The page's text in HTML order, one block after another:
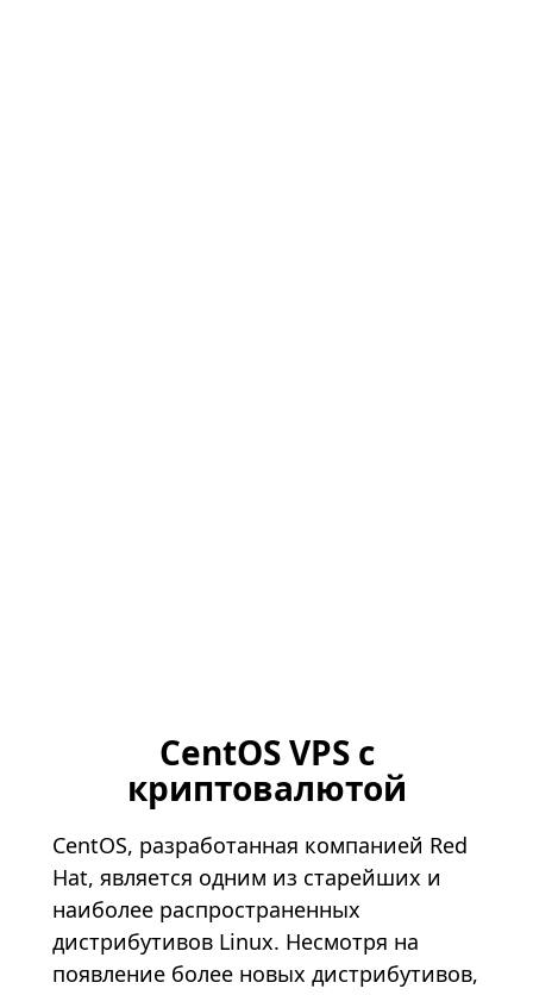
CentOS VPS с
криптовалютой
CentOS, разработанная компанией Red
Hat, является одним из старейших и
наиболее распространенных
дистрибутивов Linux. Несмотря на
появление более новых дистрибутивов,